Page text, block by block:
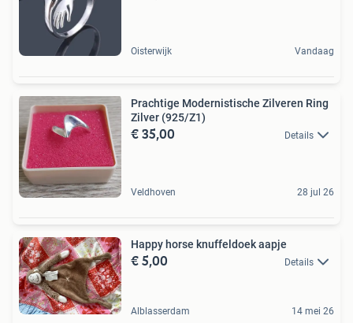
Oisterwijk Vandaag
Prachtige Modernistische Zilveren Ring
Zilver (925/Z1)
€ 35,00 Details
Veldhoven 28 jul 26
Happy horse knuffeldoek aapje
€ 5,00 Details
Alblasserdam 14 mei 26